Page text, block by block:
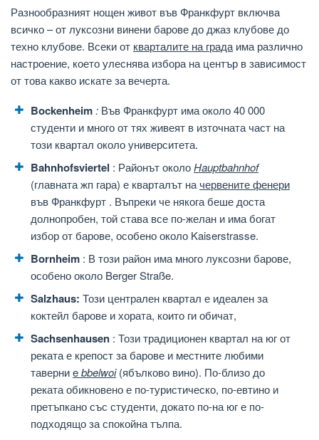
Разнообразният нощен живот във Франкфурт включва
всичко – от луксозни винени барове до джаз клубове до
техно клубове. Всеки от кварталите на града има различно
настроение, което улеснява избора на център в зависимост
от това какво искате за вечерта.
Bockenheim : Във Франкфурт има около 40 000
студенти и много от тях живеят в източната част на
този квартал около университета.
Bahnhofsviertel : Районът околоHauptbahnhof
(главната жп гара) е кварталът начервените фенери
във Франкфурт . Въпреки че някога беше доста
долнопробен, той става все по-желан и има богат
избор от барове, особено около Kaiserstrasse.
Bornheim : В този район има много луксозни барове,
особено около Berger Straße.
Salzhaus: Този централен квартал е идеален за
коктейл барове и хората, които ги обичат,
Sachsenhausen : Този традиционен квартал на юг от
реката е крепост за барове и местните любими
таверниebbelwoi(ябълково вино). По-близо до
реката обикновено е по-туристическо, по-евтино и
претъпкано със студенти, докато по-на юг е по-
подходящо за спокойна тълпа.